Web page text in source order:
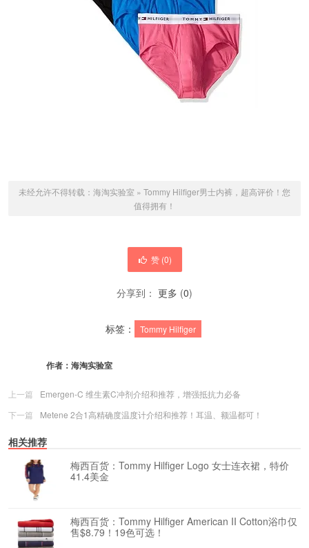
未经允许不得转载： 海淘实验室 » Tommy Hilfiger男士内裤，超高评价！您
值得拥有！
赞 (0)
分享到： 更多 (0)
标签： Tommy Hilfiger
作者： 海淘实验室
上一篇
Emergen-C 维生素C冲剂介绍和推荐，增强抵抗力必备
下一篇
Metene 2合1高精确度温度计介绍和推荐！耳温、额温都可！
相关推荐
梅西百货：Tommy Hilfiger Logo 女士连衣裙，特价
41.4美金
梅西百货：Tommy Hilfiger American II Cotton浴巾仅
售$8.79！19色可选！